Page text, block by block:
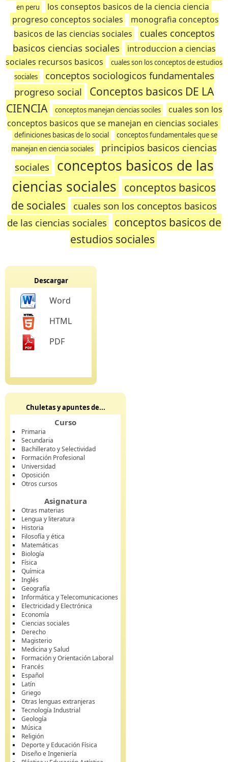
en peru
los conseptos basicos de la ciencia ciencia
progreso conceptos sociales
monografia conceptos
basicos de las ciencias sociales
cuales conceptos
basicos ciencias sociales
introduccion a ciencias
sociales recursos basicos
cuales son los conceptos de estudios
sociales
conceptos sociologicos fundamentales
progreso social
Conceptos basicos DE LA
CIENCIA
conceptos manejan ciencias sociles
cuales son los
conceptos basicos que se manejan en ciencias sociales
definiciones basicas de lo social
conceptos fundamentales que se
manejan en ciencia sociales
principios basicos ciencias
sociales
conceptos basicos de las
ciencias sociales conceptos basicos
de sociales
cuales son los conceptos basicos
de las ciencias sociales
conceptos basicos de
estudios sociales
Descargar
Word
HTML
PDF
Chuletas y apuntes de...
Curso
Primaria
Secundaria
Bachillerato y Selectividad
Formación Profesional
Universidad
Oposición
Otros cursos
Asignatura
Otras materias
Lengua y literatura
Historia
Filosofía y ética
Matemáticas
Biología
Física
Química
Inglés
Geografía
Informática y Telecomunicaciones
Electricidad y Electrónica
Economía
Ciencias sociales
Derecho
Magisterio
Medicina y Salud
Formación y Orientación Laboral
Francés
Español
Latín
Griego
Otras lenguas extranjeras
Tecnología Industrial
Geología
Música
Religión
Deporte y Educación Física
Diseño e Ingeniería